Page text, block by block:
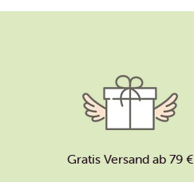
Gratis Versand ab 79 €